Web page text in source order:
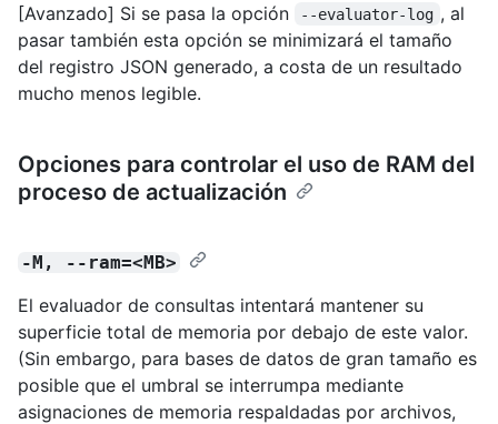
[Avanzado] Si se pasa la opción --evaluator-log , al
pasar también esta opción se minimizará el tamaño
del registro JSON generado, a costa de un resultado
mucho menos legible.
Opciones para controlar el uso de RAM del
proceso de actualización
-M, --ram=<MB>
El evaluador de consultas intentará mantener su
superficie total de memoria por debajo de este valor.
(Sin embargo, para bases de datos de gran tamaño es
posible que el umbral se interrumpa mediante
asignaciones de memoria respaldadas por archivos,